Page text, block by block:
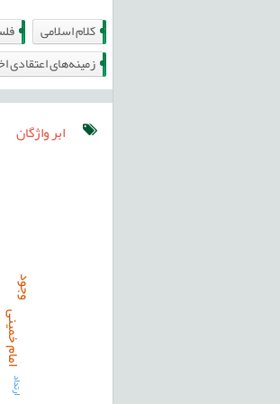
کلام اسلامی487
1
زمینه‌های اعتقادی0
ابر واژگان
امام خمینی
وجود
ارتداد